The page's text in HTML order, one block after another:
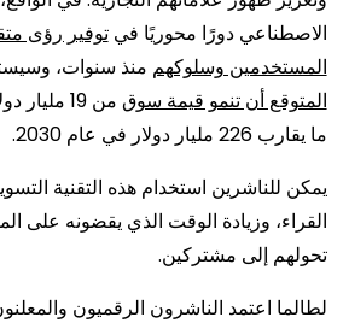
الاصطناعي دورًا محوريًا فيتوفير رؤى
المستخدمين وسلوكهم منذ سنوات،
المتوقع أن تنمو قيمة سوق
ما يقارب 226 مليار دولار في عام 2030.
يمكن للناشرين استخدام هذه التقنية
القراء، وزيادة الوقت الذي يقضونه على
تحولهم إلى مشتركين.
لطالما اعتمد الناشرون الرقميون